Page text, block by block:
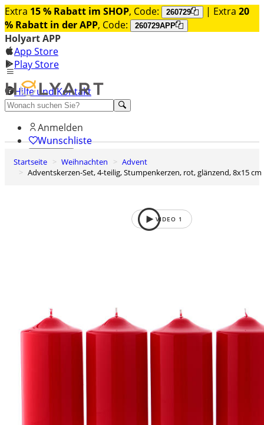
Extra 15 % Rabatt im SHOP, Code: 260729 | Extra 20
% Rabatt in der APP, Code: 260729APP
Holyart APP
App Store
Play Store
Hilfe und Kontakt
Entdecken Sie Premium
Anmelden
Wunschliste
0
Warenkorb
Startseite Weihnachten
Advent
Adventskerzen-Set, 4-teilig, Stumpenkerzen, rot, glänzend, 8x15 cm
VIDEO 1